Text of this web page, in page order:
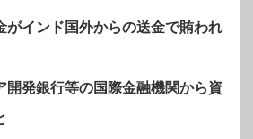
がインド国外からの送金で賄われ
開発銀行等の国際金融機関から資